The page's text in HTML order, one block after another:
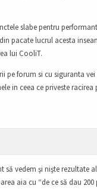
slabe pentru
pacate lucrul acesta
lui CooliT.
pe forum si cu siguranta
in ceea ce priveste racirea
să vedem şi nişte rezultate
aia cu “de ce să dau